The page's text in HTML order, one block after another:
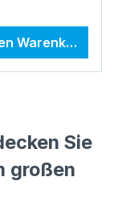
Fokus
Bauform
60 °
EAN:
1 Jahre
Warenkorb
Sie
großen